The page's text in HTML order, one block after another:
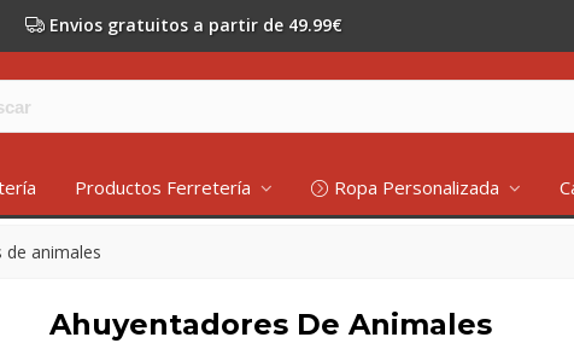
Envios gratuitos a partir de 49.99€
Productos Ferretería Ropa Personalizada
de animales
Ahuyentadores De Animales